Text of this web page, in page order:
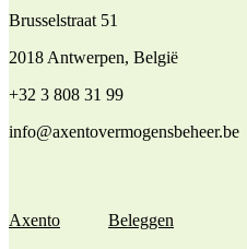
Brusselstraat 51
2018 Antwerpen, België
+32 3 808 31 99
info@axentovermogensbeheer.be
Axento Beleggen